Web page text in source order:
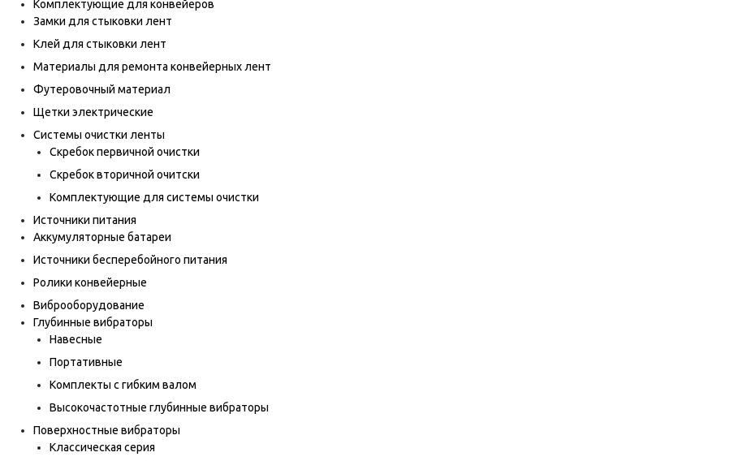
Комплектующие для конвейеров
Замки для стыковки лент
Клей для стыковки лент
Материалы для ремонта конвейерных лент
Футеровочный материал
Щетки электрические
Системы очистки ленты
Скребок первичной очистки
Скребок вторичной очитски
Комплектующие для системы очистки
Источники питания
Аккумуляторные батареи
Источники бесперебойного питания
Ролики конвейерные
Виброоборудование
Глубинные вибраторы
Навесные
Портативные
Комплекты с гибким валом
Высокочастотные глубинные вибраторы
Поверхностные вибраторы
Классическая серия